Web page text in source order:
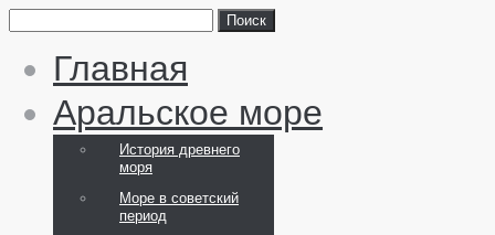
Главная
Аральское море
История древнего
моря
Море в советский
период